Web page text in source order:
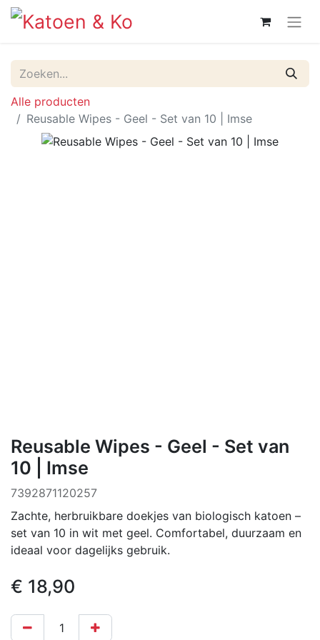
Alle producten
Reusable Wipes - Geel - Set van 10 | Imse
Reusable Wipes - Geel - Set van
10 | Imse
7392871120257
Zachte, herbruikbare doekjes van biologisch katoen –
set van 10 in wit met geel. Comfortabel, duurzaam en
ideaal voor dagelijks gebruik.
€ 18,90